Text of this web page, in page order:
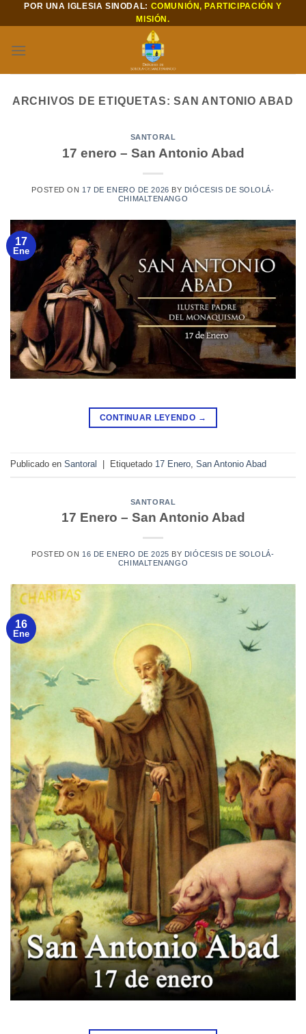
Saltar
al
POR UNA IGLESIA SINODAL: COMUNIÓN, PARTICIPACIÓN Y
MISIÓN.
ARCHIVOS DE ETIQUETAS:SAN ANTONIO ABAD
SANTORAL
17 enero – San Antonio Abad
POSTED ON 17 DE ENERO DE 2026 BY DIÓCESIS DE SOLOLÁ-
CHIMALTENANGO
17
Ene
CONTINUAR LEYENDO →
Publicado en Santoral Etiquetado 17 Enero San Antonio Abad
SANTORAL
17 Enero – San Antonio Abad
POSTED ON 16 DE ENERO DE 2025 BY DIÓCESIS DE SOLOLÁ-
CHIMALTENANGO
16
Ene